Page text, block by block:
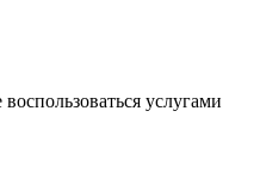
услугами